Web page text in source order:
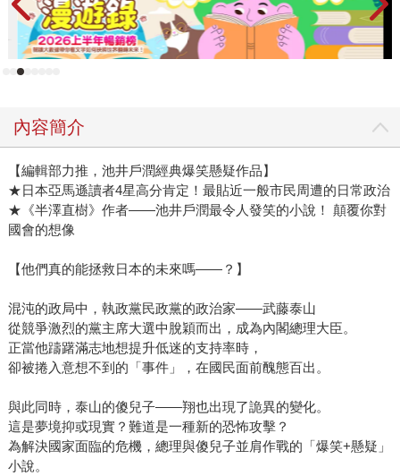
內容簡介
【編輯部力推，池井戶潤經典爆笑懸疑作品】
★日本亞馬遜讀者4星高分肯定！最貼近一般市民周遭的日常政治
★《半澤直樹》作者——池井戶潤最令人發笑的小說！ 顛覆你對
國會的想像
【他們真的能拯救日本的未來嗎——？】
混沌的政局中，執政黨民政黨的政治家——武藤泰山
從競爭激烈的黨主席大選中脫穎而出，成為內閣總理大臣。
正當他躊躇滿志地想提升低迷的支持率時，
卻被捲入意想不到的「事件」，在國民面前醜態百出。
與此同時，泰山的傻兒子——翔也出現了詭異的變化。
這是夢境抑或現實？難道是一種新的恐怖攻擊？
為解決國家面臨的危機，總理與傻兒子並肩作戰的「爆笑+懸疑」
小說。